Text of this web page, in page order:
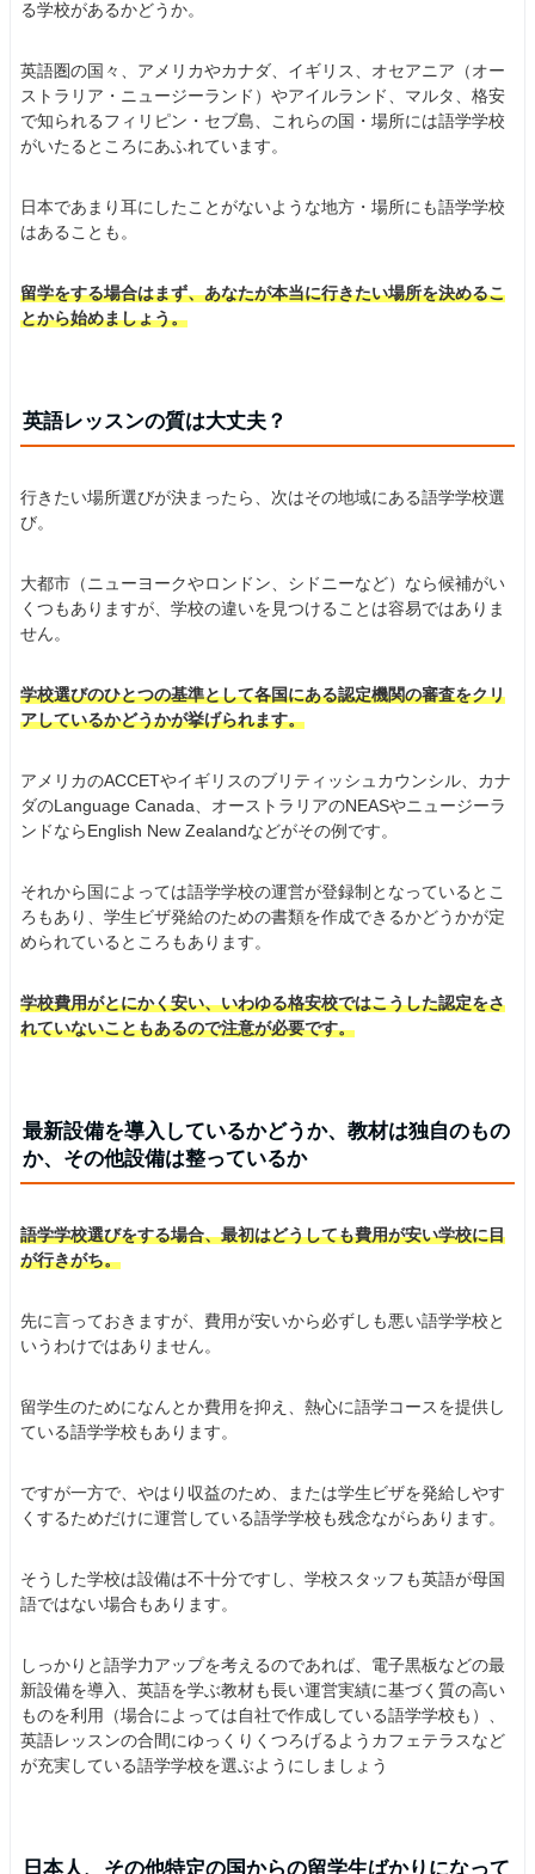
る学校があるかどうか。
英語圏の国々、アメリカやカナダ、イギリス、オセアニア（オー
ストラリア・ニュージーランド）やアイルランド、マルタ、格安
で知られるフィリピン・セブ島、これらの国・場所には語学学校
がいたるところにあふれています。
日本であまり耳にしたことがないような地方・場所にも語学学校
はあることも。
留学をする場合はまず、あなたが本当に行きたい場所を決めるこ
とから始めましょう。
英語レッスンの質は大丈夫？
行きたい場所選びが決まったら、次はその地域にある語学学校選
び。
大都市（ニューヨークやロンドン、シドニーなど）なら候補がい
くつもありますが、学校の違いを見つけることは容易ではありま
せん。
学校選びのひとつの基準として各国にある認定機関の審査をクリ
アしているかどうかが挙げられます。
アメリカのACCETやイギリスのブリティッシュカウンシル、カナ
ダのLanguage Canada、オーストラリアのNEASやニュージーラ
ンドならEnglish New Zealandなどがその例です。
それから国によっては語学学校の運営が登録制となっているとこ
ろもあり、学生ビザ発給のための書類を作成できるかどうかが定
められているところもあります。
学校費用がとにかく安い、いわゆる格安校ではこうした認定をさ
れていないこともあるので注意が必要です。
最新設備を導入しているかどうか、教材は独自のもの
か、その他設備は整っているか
語学学校選びをする場合、最初はどうしても費用が安い学校に目
が行きがち。
先に言っておきますが、費用が安いから必ずしも悪い語学学校と
いうわけではありません。
留学生のためになんとか費用を抑え、熱心に語学コースを提供し
ている語学学校もあります。
ですが一方で、やはり収益のため、または学生ビザを発給しやす
くするためだけに運営している語学学校も残念ながらあります。
そうした学校は設備は不十分ですし、学校スタッフも英語が母国
語ではない場合もあります。
しっかりと語学力アップを考えるのであれば、電子黒板などの最
新設備を導入、英語を学ぶ教材も長い運営実績に基づく質の高い
ものを利用（場合によっては自社で作成している語学学校も）、
英語レッスンの合間にゆっくりくつろげるようカフェテラスなど
が充実している語学学校を選ぶようにしましょう
日本人、その他特定の国からの留学生ばかりになって